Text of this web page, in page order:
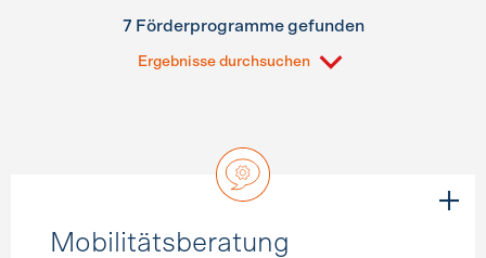
7 Förderprogramme gefunden
Ergebnisse durchsuchen
Mobilitätsberatung